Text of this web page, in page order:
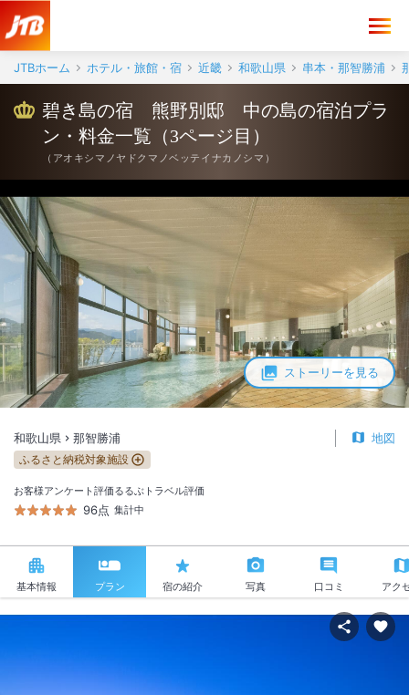
JTBホーム ホテル・旅館・宿 近畿 和歌山県 串本・那智勝浦
ストーリーを見る
碧き島の宿 熊野別邸 中の島の宿泊プラ
ン・料金一覧（3ページ目）
（ アオキシマノヤドクマノベッテイナカノシマ ）
和歌山県 那智勝浦 地図
ふるさと納税対象施設
お客様アンケート評価
96点
るるぶトラベル評価
集計中
基本情報 プラン 宿の紹介 写真 口コミ アク